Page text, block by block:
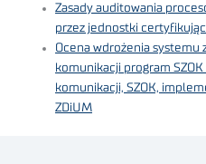
Zasady auditowania
przez jednostki
Ocena wdrożenia systemu
komunikacji program
komunikacji, SZOK,
ZDiUM